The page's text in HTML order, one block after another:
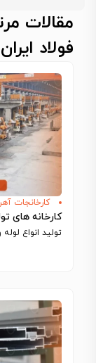
مقالات
فولاد ایران
کارخانجات
کارخانه های